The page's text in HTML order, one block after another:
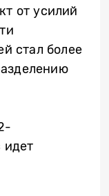
от усилий
стал более
идет